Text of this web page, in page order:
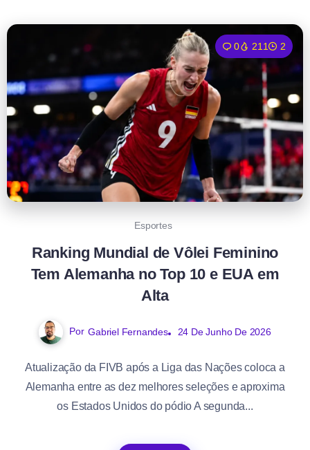
0 211 2
Esportes
Ranking Mundial de Vôlei Feminino
Tem Alemanha no Top 10 e EUA em
Alta
Por Gabriel Fernandes 24 De Junho De 2026
Atualização da FIVB após a Liga das Nações coloca a
Alemanha entre as dez melhores seleções e aproxima
os Estados Unidos do pódio A segunda...